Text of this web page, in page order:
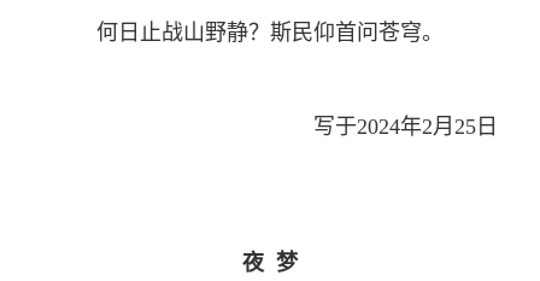
何日止战山野静？斯民仰首问苍穹。
写于2024年2月25日
夜 梦